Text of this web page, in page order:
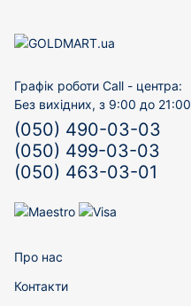
Графік роботи Call - центра:
Без вихідних, з 9:00 до 21:00
(050) 490-03-03
(050) 499-03-03
(050) 463-03-01
Про нас
Контакти